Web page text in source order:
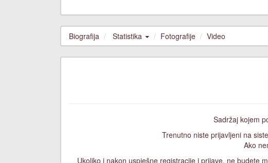
Biografija Statistika Fotografije Video
Sadržaj kojem
Trenutno niste prijavljeni na
Ako
Ukoliko i nakon uspješne registracije i prijave, ne budete